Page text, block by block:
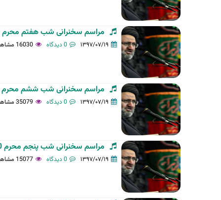
مراسم سخنرانی شب هفتم محرم 1440 در آستان مقدّس-97/06/26 - حجت الاسلام سیّد...
۱۳۹۷/۰۷/۱۹ 0 دیدگاه 16030 مشاهده
مراسم سخنرانی شب ششم محرم 1440 در آستان مقدّس-97/06/25 - حجت الاسلام سیّد...
۱۳۹۷/۰۷/۱۹ 0 دیدگاه 35079 مشاهده
مراسم سخنرانی شب پنجم محرم 1440 در آستان مقدّس-97/06/24 - حجت الاسلام سیّد...
۱۳۹۷/۰۷/۱۹ 0 دیدگاه 15077 مشاهده